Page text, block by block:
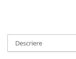
Descriere